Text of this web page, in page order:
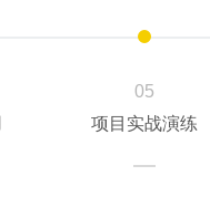
05
项目实战演练